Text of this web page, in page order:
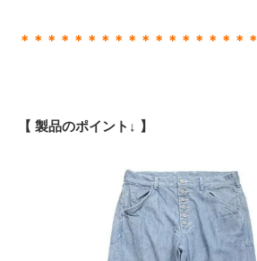
＊＊＊＊＊＊＊＊＊＊＊＊＊＊＊＊＊＊
【 製品のポイント↓ 】